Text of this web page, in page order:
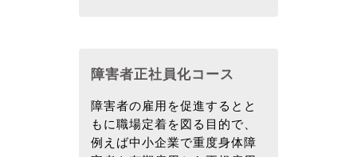
障害者正社員化コース
障害者の雇用を促進するとと
もに職場定着を図る目的で、
例えば中小企業で重度身体障